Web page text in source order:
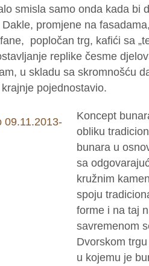
smisla samo onda kada bi
promjene na
popločan trg, kafići sa
replike česme
u skladu sa skromnošću
pojednostavio.
Koncept
obliku
bunara u
sa
kružnim
spoju
forme i na taj
savremenom
Dvorskom
u kojemu je